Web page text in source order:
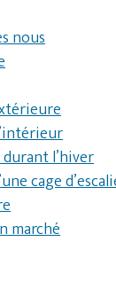
nous
l’hiver
cage
marché